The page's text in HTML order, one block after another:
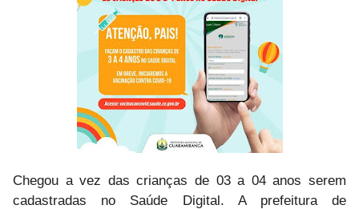
Chegou a vez das crianças de 03 a 04 anos serem
cadastradas no Saúde Digital. A prefeitura de